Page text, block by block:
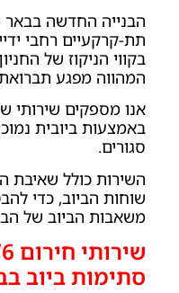
הבנייה החדשה בבאר
תת-קרקעיים רחבי
בקווי הניקוז של
המהווה מפגע
אנו מספקים שירותי
באמצעות ביובית
סגורים.
השירות כולל שאיבת
שוחות הביוב, כדי
משאבות הביוב של
סתימות ביוב